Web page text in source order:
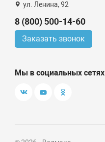
ул. Ленина, 92
8 (800) 500-14-60
Заказать звонок
Мы в социальных сетях